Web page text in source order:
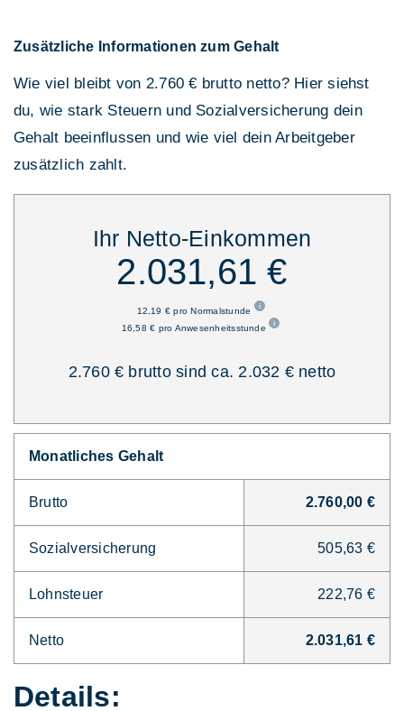
Zusätzliche Informationen zum Gehalt
Wie viel bleibt von 2.760 € brutto netto? Hier siehst
du, wie stark Steuern und Sozialversicherung dein
Gehalt beeinflussen und wie viel dein Arbeitgeber
zusätzlich zahlt.
Ihr Netto-Einkommen
2.031,61 €
12,19 € pro Normalstunde
16,58 € pro Anwesenheitsstunde
2.760 € brutto sind ca. 2.032 € netto
Monatliches Gehalt
Brutto 2.760,00 €
Sozialversicherung 505,63 €
Lohnsteuer 222,76 €
Netto 2.031,61 €
Details: